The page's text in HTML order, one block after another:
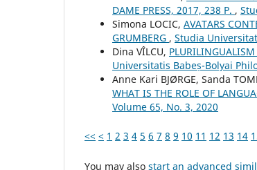
DAME PRESS, 2017, 238 P. ,
Simona LOCIC, AVATARS
GRUMBERG , Studia
Dina VÎLCU,
Universitatis Babeș-Bolyai
Anne Kari BJØRGE, Sanda
WHAT IS THE ROLE OF
Volume 65, No. 3, 2020
<< < 1 2 3 4 5 6 7 8 9 10 11 12 13 14
You may also start an advanced